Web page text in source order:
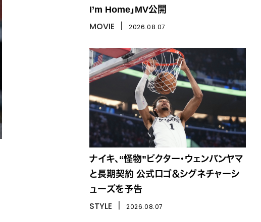
I’m Home」MV公開
MOVIE 2026.08.07
ナイキ、“怪物”ビクター・ウェンバンヤマ
と長期契約 公式ロゴ＆シグネチャーシ
ューズを予告
STYLE 2026.08.07